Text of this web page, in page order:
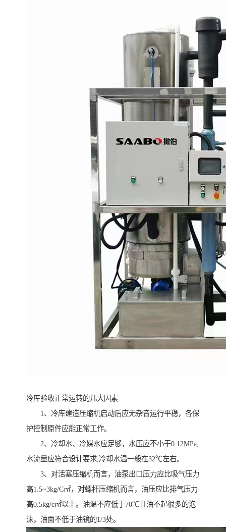
冷库验收正常运转的几大因素
1、冷库建造压缩机启动后应无杂音运行平稳，各保
护控制原件应能正常工作。
2、冷却水、冷媒水应足够，水压应不小于0.12MPa,
水流量应符合设计要求,冷却水温一般在32℃左右。
3、对活塞压缩机而言，油泵出口压力应比吸气压力
高1.5~3kg/C㎡，对螺杆压缩机而言，油压应比排气压力
高0.5kg/c㎡以上。油温不应低于70℃且油不起很多的泡
沫，油面不低于油镜的1/3处。